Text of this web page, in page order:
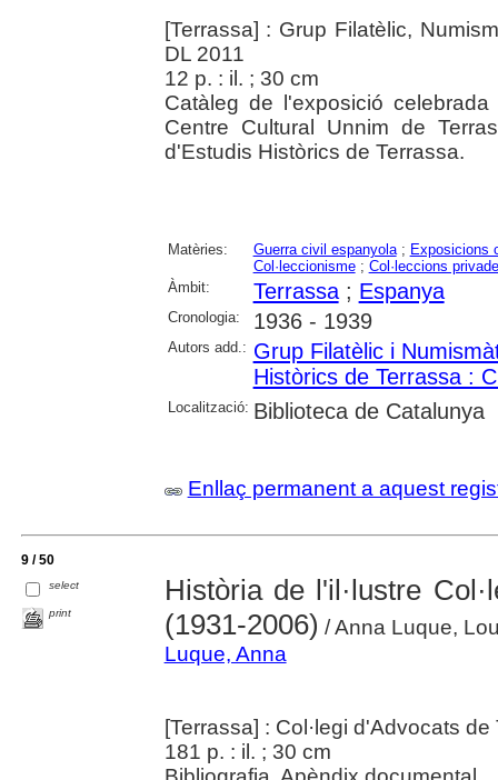
[Terrassa] : Grup Filatèlic,
DL 2011
12 p. : il. ; 30 cm
Catàleg de l'exposició
Centre Cultural Unnim de
d'Estudis Històrics de Terrassa.
Matèries: Guerra civil espanyola; Exposicions
Col·leccionisme; Col·leccions
Àmbit:
Terrassa; Espanya
Cronologia: 1936 - 1939
Autors add.: Grup Filatèlic i
Històrics de Terrassa :
Localització: Biblioteca de Catalunya
Enllaç permanent a aquest
9 / 50
select
print
Història de l'il·lustre
(1931-2006) / Anna Luque,
Luque, Anna
[Terrassa] : Col·legi d'Advocats
181 p. : il. ; 30 cm